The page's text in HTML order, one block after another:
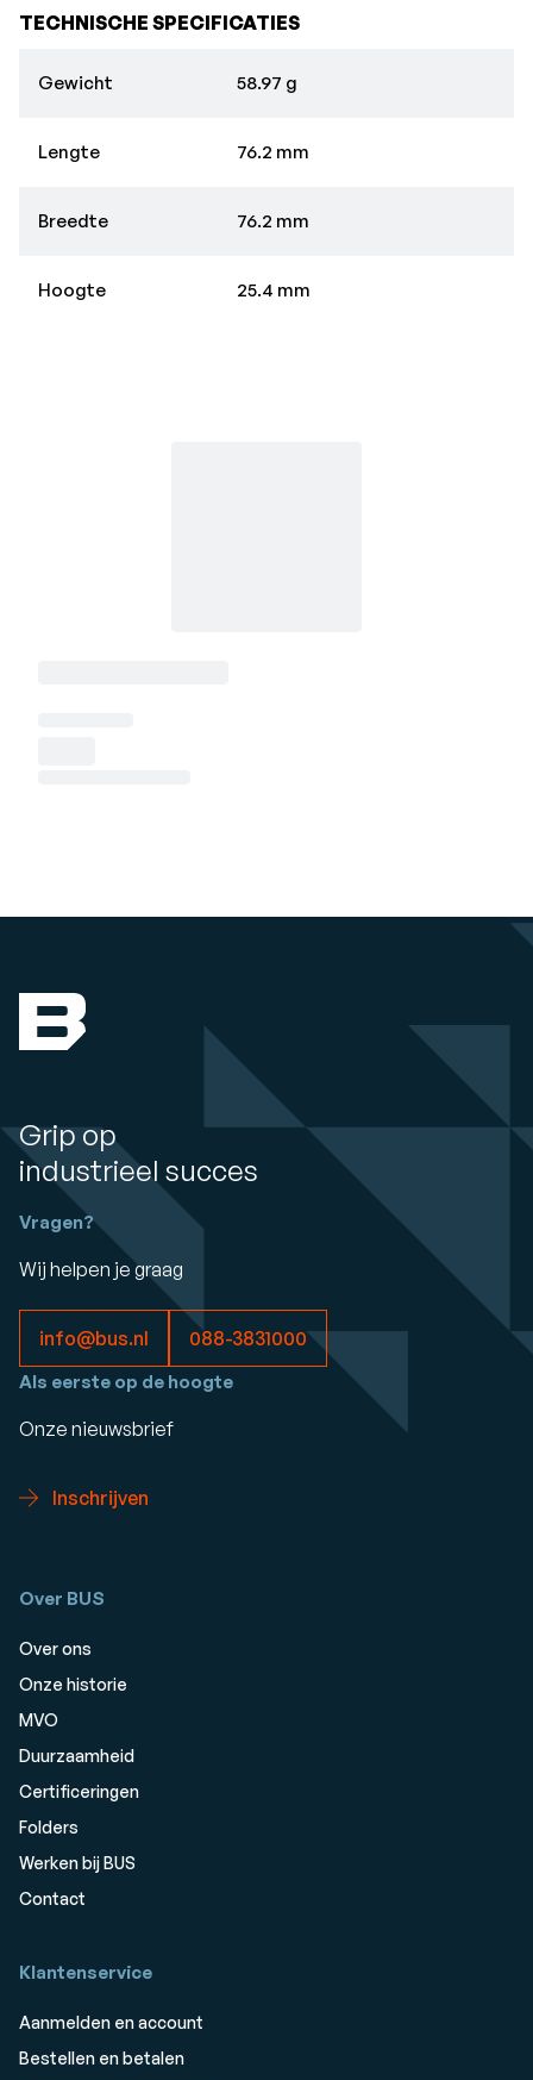
TECHNISCHE SPECIFICATIES
Gewicht 58.97 g
Lengte 76.2 mm
Breedte 76.2 mm
Hoogte 25.4 mm
Grip op
industrieel succes
Vragen?
Wij helpen je graag
info@bus.nl 088-3831000
Als eerste op de hoogte
Onze nieuwsbrief
Inschrijven
Over BUS
Over ons
Onze historie
MVO
Duurzaamheid
Certificeringen
Folders
Werken bij BUS
Contact
Klantenservice
Aanmelden en account
Bestellen en betalen